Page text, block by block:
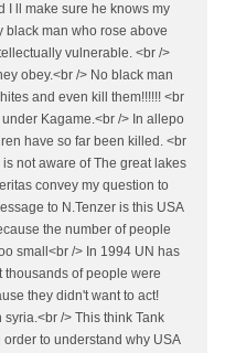
I ll make sure he knows my
black man who rose above
vulnerable. <br />
obey.<br /> No black man
and even kill them!!!!!! <br
Kagame.<br /> In allepo
have so far been killed. <br
not aware of The great lakes
convey my question to
to N.Tenzer is this USA
the number of people
small<br /> In 1994 UN has
of people were
they didn't want to act!
syria.<br /> This think Tank
to understand why USA